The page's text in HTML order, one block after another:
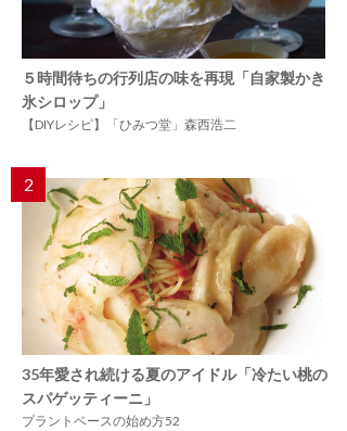
５時間待ちの行列店の味を再現「自家製かき
氷シロップ」
【DIYレシピ】「ひみつ堂」森西浩二
2
35年愛され続ける夏のアイドル「冷たい桃の
スパゲッティーニ」
プラントベースの始め方52